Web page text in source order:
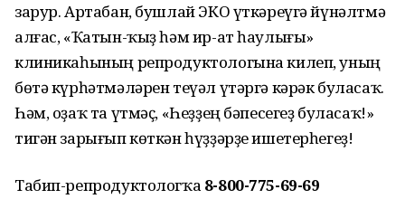
зарур. Артабан, бушлай ЭКО үткәреүгә йүнәлтмә
алғас, «Ҡатын-ҡыҙ һәм ир-ат һаулығы»
клиникаһының репродуктологына килеп, уның
бөтә күрһәтмәләрен теүәл үтәргә кәрәк буласаҡ.
Һәм, оҙаҡ та үтмәҫ, «Һеҙҙең бәпесегеҙ буласаҡ!»
тигән зарығып көткән һүҙҙәрҙе ишетерһегеҙ!
Табип-репродуктологҡа 8-800-775-69-69